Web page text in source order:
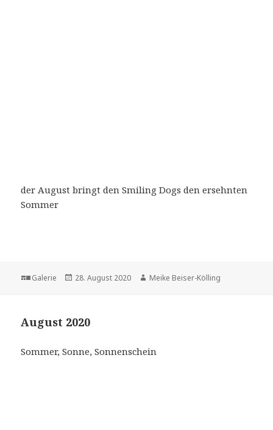
der August bringt den Smiling Dogs den ersehnten
Sommer
Format
Galerie
Veröffentlicht
28. August 2020 Autor
Meike Beiser-Kölling
August 2020
Sommer, Sonne, Sonnenschein